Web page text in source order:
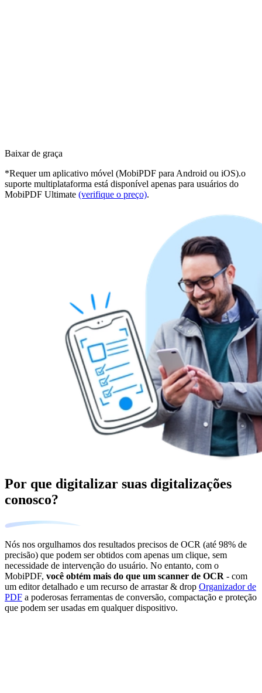
Baixar de graça
*Requer um aplicativo móvel (MobiPDF para Android ou iOS).o
suporte multiplataforma está disponível apenas para usuários do
MobiPDF Ultimate (verifique o preço).
Por que digitalizar suas digitalizações
conosco?
Nós nos orgulhamos dos resultados precisos de OCR (até 98% de
precisão) que podem ser obtidos com apenas um clique, sem
necessidade de intervenção do usuário. No entanto, com o
MobiPDF, você obtém mais do que um scanner de OCR - com
um editor detalhado e um recurso de arrastar & drop Organizador de
PDF a poderosas ferramentas de conversão, compactação e proteção
que podem ser usadas em qualquer dispositivo.